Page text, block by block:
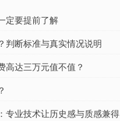
定要提前了解
判断标准与真实情况说明
高达三万元值不值？
专业技术让历史感与质感兼得